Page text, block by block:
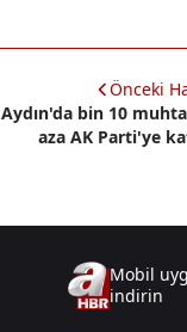
Önceki
Aydın'da bin 10
aza AK Parti'ye
Mobil
indirin